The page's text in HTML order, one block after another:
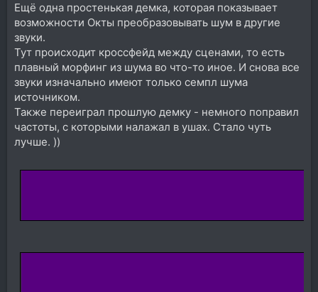
Ещё одна простенькая демка, которая показывает
возможности Окты преобразовывать шум в другие
звуки.
Тут происходит кроссфейд между сценами, то есть
плавный морфинг из шума во что-то иное. И снова все
звуки изначально имеют только семпл шума
источником.
Также переиграл прошлую демку - немного поправил
частоты, с которыми налажал в ушах. Стало чуть
лучше. ))